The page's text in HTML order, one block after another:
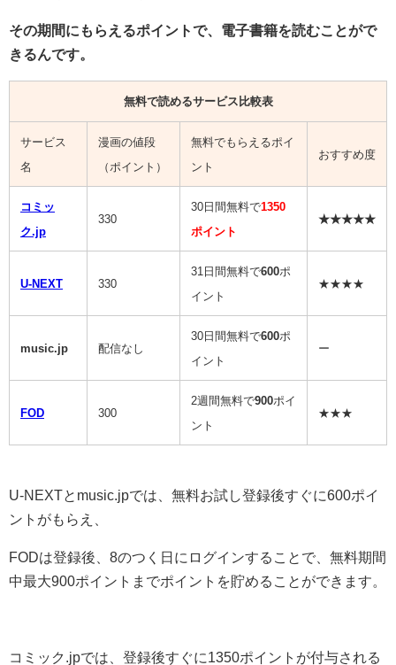
その期間にもらえるポイントで、電子書籍を読むことがで
きるんです。
無料で読めるサービス比較表
サービス
名
漫画の値段
（ポイント）
無料でもらえるポイ
ント
おすすめ度
コミッ
ク.jp
330
30日間無料で1350
ポイント
★★★★★
U-NEXT 330
31日間無料で600ポ
イント
★★★★
music.jp 配信なし
30日間無料で600ポ
イント
ー
FOD 300
2週間無料で900ポイ
ント
★★★
U-NEXTとmusic.jpでは、無料お試し登録後すぐに600ポイ
ントがもらえ、
FODは登録後、8のつく日にログインすることで、無料期間
中最大900ポイントまでポイントを貯めることができます。
コミック.jpでは、登録後すぐに1350ポイントが付与される